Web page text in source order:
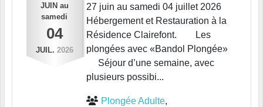
JUINau
samedi
04
JUIL. 2026
27 juin au samedi 04 juillet 2026
Hébergement et Restauration à la
Résidence Clairefont. Les
plongées avec «Bandol Plongée»
Séjour d’une semaine, avec
plusieurs possibi...
Plongée Adulte